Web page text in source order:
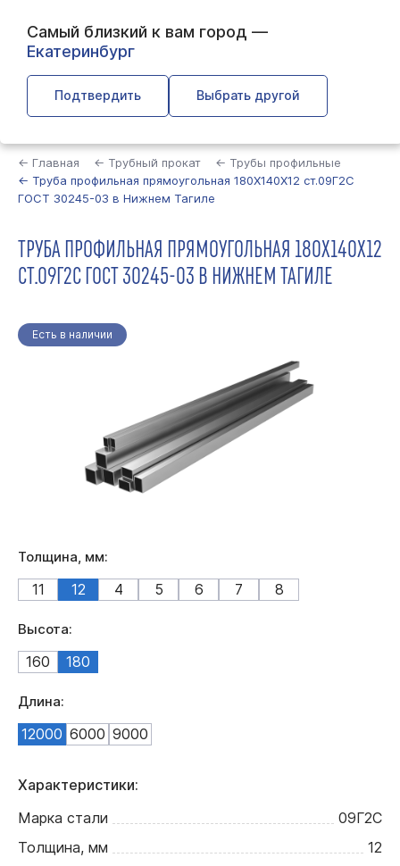
Самый близкий к вам город —
Екатеринбург
Подтвердить Выбрать другой
← Главная ← Трубный прокат
← Трубы профильные
← Труба профильная прямоугольная 180Х140Х12 ст.09Г2С
ГОСТ 30245-03 в Нижнем Тагиле
ТРУБА ПРОФИЛЬНАЯ ПРЯМОУГОЛЬНАЯ 180Х140Х12
СТ.09Г2С ГОСТ 30245-03 В НИЖНЕМ ТАГИЛЕ
Есть в наличии
Толщина, мм:
11 12 4 5 6 7 8
Высота:
160 180
Длина:
12000 6000 9000
Характеристики:
Марка стали
09Г2С
Толщина, мм
12